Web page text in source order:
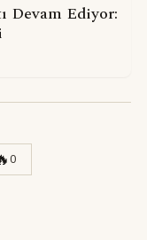
Devam Ediyor:
0